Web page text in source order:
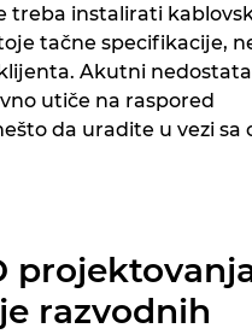
treba instalirati
tačne specifikacije,
Akutni
utiče na raspored
da uradite u vezi sa
razvodnih